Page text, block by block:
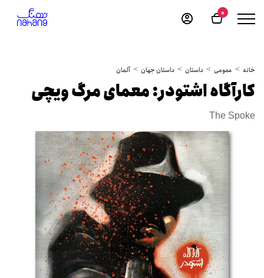
0
خانه عمومی داستان داستان جهان آلمان
کارآگاه اشتودر: معمای مرگ ویچی
The Spoke